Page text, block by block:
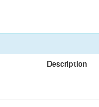
Description